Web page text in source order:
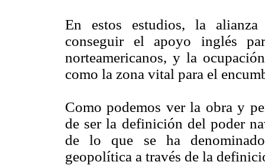
En estos estudios, la
conseguir el apoyo inglés
norteamericanos, y la
como la zona vital para el
Como podemos ver la obra y
de ser la definición del poder
de lo que se ha
geopolítica a través de la